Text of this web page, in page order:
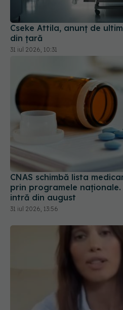
Cseke Attila, anunț de
din țară
31 iul 2026, 10:31
CNAS schimbă lista
prin programele
intră din august
31 iul 2026, 13:56